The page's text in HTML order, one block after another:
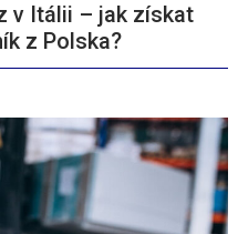
v Itálii – jak získat
z Polska?